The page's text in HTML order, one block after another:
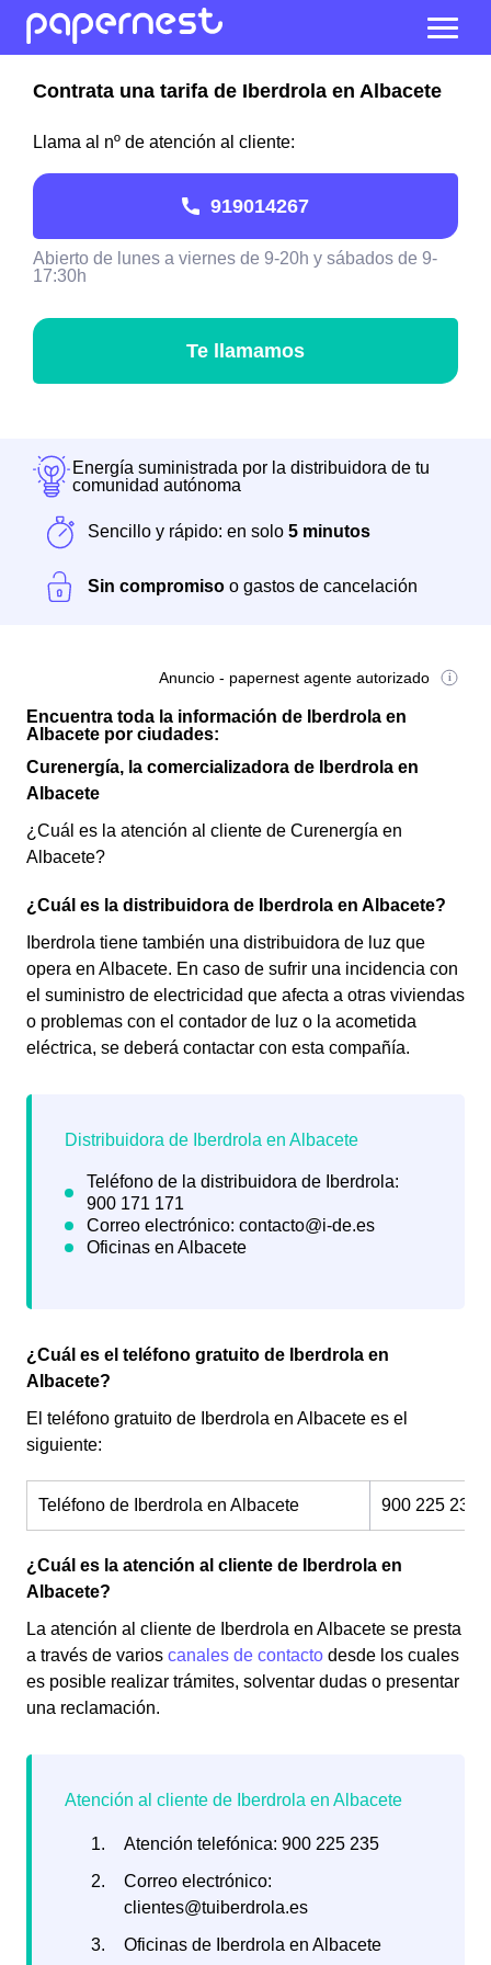
Contrata una tarifa de Iberdrola en Albacete
Llama al nº de atención al cliente:
919014267
Abierto de lunes a viernes de 9-20h y sábados de 9-
17:30h
Te llamamos
Energía suministrada por la distribuidora de tu
comunidad autónoma
Sencillo y rápido: en solo 5 minutos
Sin compromiso o gastos de cancelación
Anuncio - papernest agente autorizado
Encuentra toda la información de Iberdrola en
Albacete por ciudades:
Curenergía, la comercializadora de Iberdrola en
Albacete
¿Cuál es la atención al cliente de Curenergía en
Albacete?
¿Cuál es la distribuidora de Iberdrola en Albacete?
Iberdrola tiene también una distribuidora de luz que
opera en Albacete. En caso de sufrir una incidencia con
el suministro de electricidad que afecta a otras viviendas
o problemas con el contador de luz o la acometida
eléctrica, se deberá contactar con esta compañía.
¿Cuál es el teléfono gratuito de Iberdrola en
Albacete?
El teléfono gratuito de Iberdrola en Albacete es el
siguiente:
Teléfono de Iberdrola en Albacete 900 225 235
¿Cuál es la atención al cliente de Iberdrola en
Albacete?
La atención al cliente de Iberdrola en Albacete se presta
a través de varios canales de contacto desde los cuales
es posible realizar trámites, solventar dudas o presentar
una reclamación.
Atención telefónica: 900 225 235
Correo electrónico:
clientes@tuiberdrola.es
Oficinas de Iberdrola en Albacete